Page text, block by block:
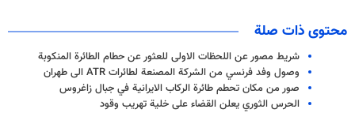
محتوى ذات صلة
شريط مصور عن اللحظات الاولى للعثور عن حطام الطائرة المنكوبة
وصول وفد فرنسي من الشركة المصنعة لطائرات ATR الى طهران
صور من مكان تحطم طائرة الركاب الايرانية في جبال زاغروس
الحرس الثوري يعلن القضاء على خلية تهريب وقود